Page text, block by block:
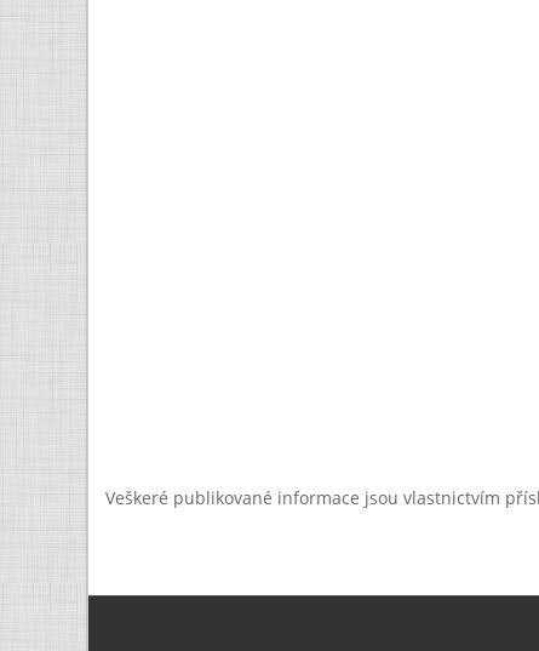
Veškeré publikované informace jsou vlastnictvím